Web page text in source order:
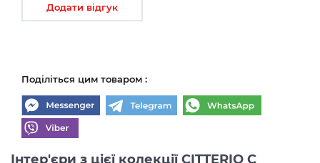
Додати відгук
Поділіться цим товаром :
Інтер'єри з цієї колекції CITTERIO C